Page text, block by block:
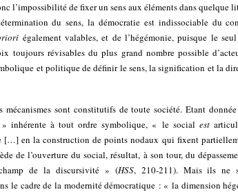
l’impossibilité de fixer un sens aux éléments dans quelque
du sens, la démocratie est indissociable du
également valables, et de l’hégémonie, puisque le
toujours révisables du plus grand nombre possible
et politique de définir le sens, la signification et la
mécanismes sont constitutifs de toute société. Etant
inhérente à tout ordre symbolique, « le social est
[…] en la construction de points nodaux qui fixent
de l’ouverture du social, résultat, à son tour, du
de la discursivité » (HSS, 210-211). Mais ils ne
le cadre de la modernité démocratique : « la dimension